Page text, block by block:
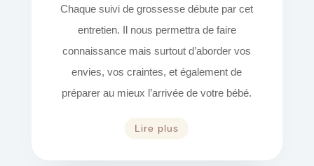
Chaque suivi de grossesse débute par cet
entretien. Il nous permettra de faire
connaissance mais surtout d’aborder vos
envies, vos craintes, et également de
préparer au mieux l’arrivée de votre bébé.
Lire plus